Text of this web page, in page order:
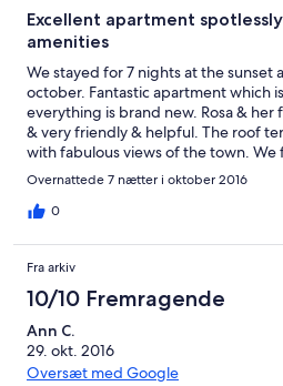
Excellent apartment
amenities
We stayed for 7 nights at the sunset
october. Fantastic apartment which
everything is brand new. Rosa & her
& very friendly & helpful. The roof
with fabulous views of the town. We
restaurants & a couple of good bars.
Overnattede 7 nætter i oktober 2016
0
Fra arkiv
10/10 Fremragende
Ann C.
29. okt. 2016
Oversæt med Google